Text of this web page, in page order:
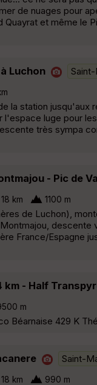
de nuages pour
Quayrat et même le
Luchon
la station jusqu'aux
l'espace luge pour
très sympa
- Pic de
18 km 1100 m
de Luchon),
descente
France/Espagne
- Half
m
Béarnaise 429 K
Saint-
18 km 990 m